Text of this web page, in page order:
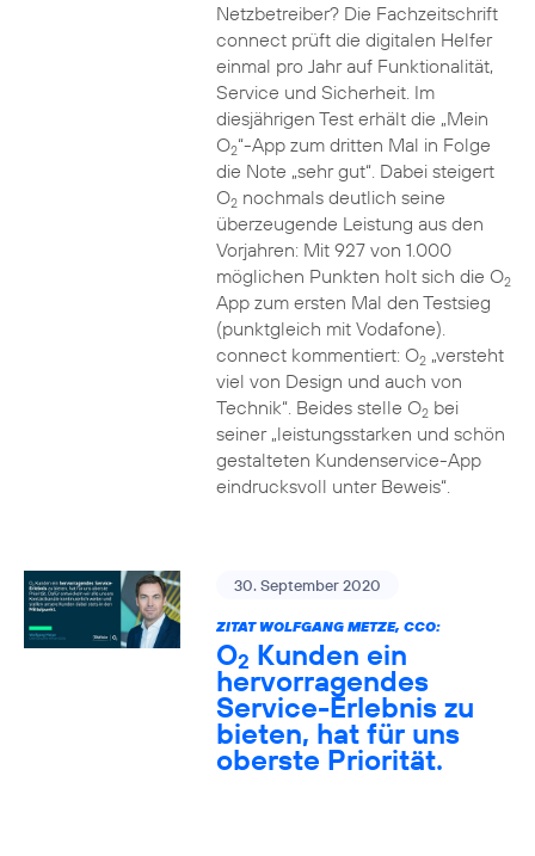
Netzbetreiber? Die Fachzeitschrift
connect prüft die digitalen Helfer
einmal pro Jahr auf Funktionalität,
Service und Sicherheit. Im
diesjährigen Test erhält die „Mein
O2“-App zum dritten Mal in Folge
die Note „sehr gut“. Dabei steigert
O2nochmals deutlich seine
überzeugende Leistung aus den
Vorjahren: Mit 927 von 1.000
möglichen Punkten holt sich die O2
App zum ersten Mal den Testsieg
(punktgleich mit Vodafone).
connect kommentiert: O2„versteht
viel von Design und auch von
Technik“. Beides stelle O2bei
seiner „leistungsstarken und schön
gestalteten Kundenservice-App
eindrucksvoll unter Beweis“.
30. September 2020
ZITAT WOLFGANG METZE, CCO:
O2 Kunden ein
hervorragendes
Service-Erlebnis zu
bieten, hat für uns
oberste Priorität.